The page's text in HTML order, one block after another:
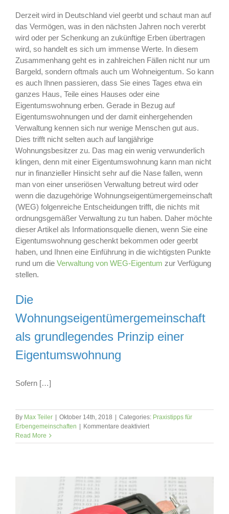
Derzeit wird in Deutschland viel geerbt und schaut man auf
das Vermögen, was in den nächsten Jahren noch vererbt
wird oder per Schenkung an zukünftige Erben übertragen
wird, so handelt es sich um immense Werte. In diesem
Zusammenhang geht es in zahlreichen Fällen nicht nur um
Bargeld, sondern oftmals auch um Wohneigentum. So kann
es auch Ihnen passieren, dass Sie eines Tages etwa ein
ganzes Haus, Teile eines Hauses oder eine
Eigentumswohnung erben. Gerade in Bezug auf
Eigentumswohnungen und der damit einhergehenden
Verwaltung kennen sich nur wenige Menschen gut aus.
Dies trifft nicht selten auch auf langjährige
Wohnungsbesitzer zu. Das mag ein wenig verwunderlich
klingen, denn mit einer Eigentumswohnung kann man nicht
nur in finanzieller Hinsicht sehr auf die Nase fallen, wenn
man von einer unseriösen Verwaltung betreut wird oder
wenn die dazugehörige Wohnungseigentümergemeinschaft
(WEG) folgenreiche Entscheidungen trifft, die nichts mit
ordnungsgemäßer Verwaltung zu tun haben. Daher möchte
dieser Artikel als Informationsquelle dienen, wenn Sie eine
Eigentumswohnung geschenkt bekommen oder geerbt
haben, und Ihnen eine Einführung in die wichtigsten Punkte
rund um die Verwaltung von WEG-Eigentum zur Verfügung
stellen.
Die
Wohnungseigentümergemeinschaft
als grundlegendes Prinzip einer
Eigentumswohnung
Sofern […]
By Max Teiler Oktober 14th, 2018 Categories: Praxistipps für
Erbengemeinschaften
Kommentare deaktiviertfür
haben
sollten
Sie
das
Read More